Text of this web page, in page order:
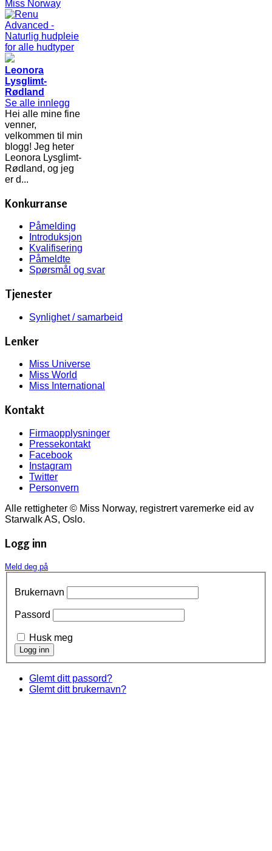
Leonora
Lysglimt-
Rødland
Se alle innlegg
Hei alle mine fine
venner,
velkommen til min
blogg! Jeg heter
Leonora Lysglimt-
Rødland, og jeg
er d...
Konkurranse
Påmelding
Introduksjon
Kvalifisering
Påmeldte
Spørsmål og svar
Tjenester
Synlighet / samarbeid
Lenker
Miss Universe
Miss World
Miss International
Kontakt
Firmaopplysninger
Pressekontakt
Facebook
Instagram
Twitter
Personvern
Alle rettigheter © Miss Norway, registrert varemerke eid av
Starwalk AS, Oslo.
Logg inn
Meld deg på
Brukernavn
Passord
Husk meg
Glemt ditt passord?
Glemt ditt brukernavn?